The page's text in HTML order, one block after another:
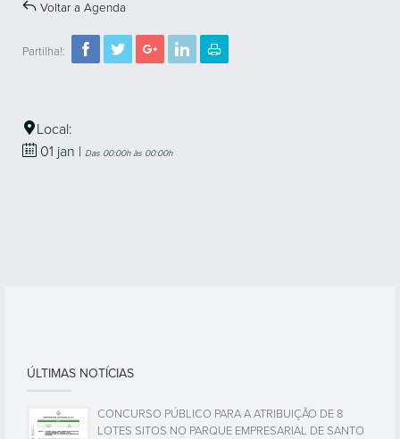
Voltar a Agenda
Partilha!:
Local:
01 jan | Das 00:00h às 00:00h
ÚLTIMAS NOTÍCIAS
CONCURSO PÚBLICO PARA A ATRIBUIÇÃO DE 8
LOTES SITOS NO PARQUE EMPRESARIAL DE SANTO